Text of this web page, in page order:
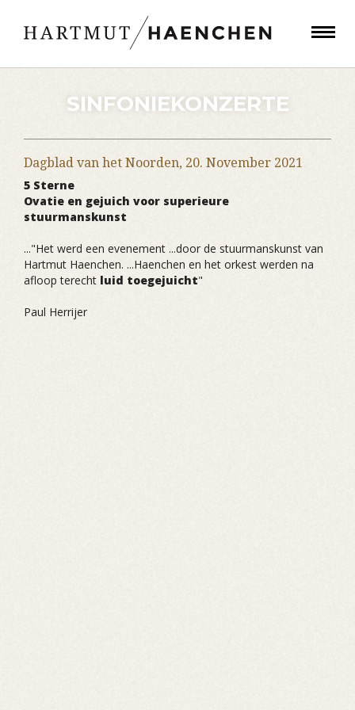
SINFONIEKONZERTE
Dagblad van het Noorden, 20. November 2021
5 Sterne
Ovatie en gejuich voor superieure
stuurmanskunst
..."Het werd een evenement ...door de stuurmanskunst van
Hartmut Haenchen. ...Haenchen en het orkest werden na
afloop terecht luid toegejuicht"
Paul Herrijer